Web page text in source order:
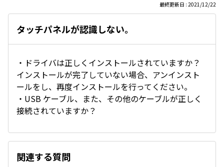
最終更新日 : 2021/12/22
タッチパネルが認識しない。
・ドライバは正しくインストールされていますか？
インストールが完了していない場合、アンインスト
ールをし、再度インストールを行ってください。
・USB ケーブル、また、その他のケーブルが正しく
接続されていますか？
関連する質問